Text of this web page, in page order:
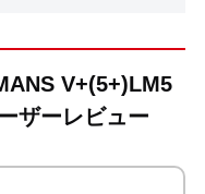
V+(5+)LM5
ザーレビュー